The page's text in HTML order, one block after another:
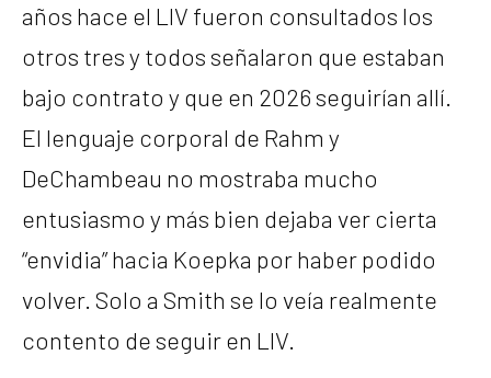
años hace el LIV fueron consultados los
otros tres y todos señalaron que estaban
bajo contrato y que en 2026 seguirían allí.
El lenguaje corporal de Rahm y
DeChambeau no mostraba mucho
entusiasmo y más bien dejaba ver cierta
“envidia” hacia Koepka por haber podido
volver. Solo a Smith se lo veía realmente
contento de seguir en LIV.